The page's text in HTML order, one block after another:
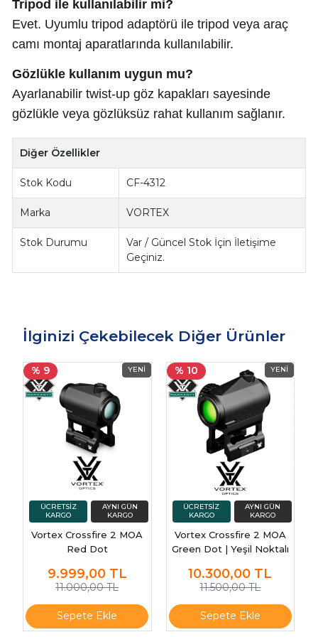
Tripod ile kullanılabilir mi?
Evet. Uyumlu tripod adaptörü ile tripod veya araç
camı montaj aparatlarında kullanılabilir.
Gözlükle kullanım uygun mu?
Ayarlanabilir twist-up göz kapakları sayesinde
gözlükle veya gözlüksüz rahat kullanım sağlanır.
Diğer Özellikler
Stok Kodu CF-4312
Marka VORTEX
Stok Durumu
Var / Güncel Stok İçin İletişime
Geçiniz.
İlginizi Çekebilecek Diğer Ürünler
% 9
Vortex Crossfire 2 MOA
Red Dot
9.999,00 TL
11.000,00 TL
Sepete Ekle
% 10
Vortex Crossfire 2 MOA
Green Dot | Yeşil Noktalı
10.300,00 TL
11.500,00 TL
Sepete Ekle